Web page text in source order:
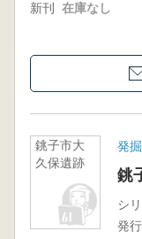
新刊 在庫なし
銚子市大
久保遺跡
発
銚
シ
発行